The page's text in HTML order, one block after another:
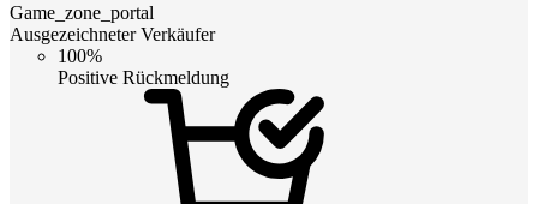
Game_zone_portal
Ausgezeichneter Verkäufer
100%
Positive Rückmeldung